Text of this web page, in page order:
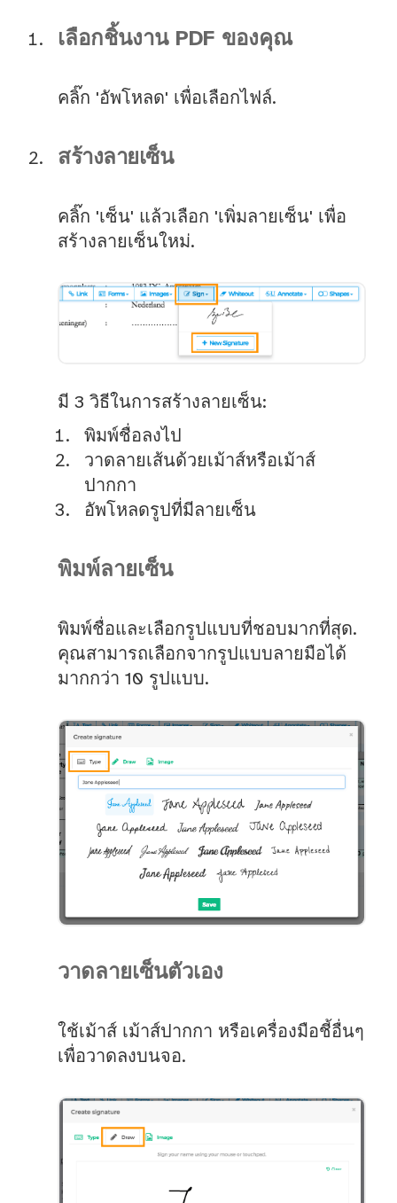
เลือกชิ้นงาน PDF ของคุณ
คลิ๊ก 'อัพโหลด' เพื่อเลือกไฟล์.
สร้างลายเซ็น
คลิ๊ก 'เซ็น' แล้วเลือก 'เพิ่มลายเซ็น' เพื่อ
สร้างลายเซ็นใหม่.
มี 3 วิธีในการสร้างลายเซ็น:
พิมพ์ชื่อลงไป
วาดลายเส้นด้วยเม้าส์หรือเม้าส์
ปากกา
อัพโหลดรูปที่มีลายเซ็น
พิมพ์ลายเซ็น
พิมพ์ชื่อและเลือกรูปแบบที่ชอบมากที่สุด.
คุณสามารถเลือกจากรูปแบบลายมือได้
มากกว่า 10 รูปแบบ.
วาดลายเซ็นตัวเอง
ใช้เม้าส์ เม้าส์ปากกา หรือเครื่องมือชี้อื่นๆ
เพื่อวาดลงบนจอ.